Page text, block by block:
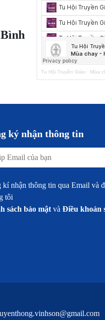
Tu Hội Truyền Giáo · Mùa
ký nhận thông tin
kí nhận thông tin qua Email và
tôi
sách bảo mật vàĐiều khoản